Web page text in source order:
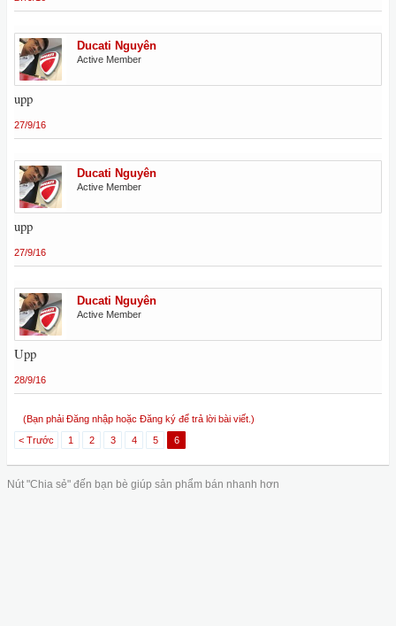
Ducati Nguyên
Active Member
upp
27/9/16
Ducati Nguyên
Active Member
upp
27/9/16
Ducati Nguyên
Active Member
Upp
28/9/16
(Bạn phải Đăng nhập hoặc Đăng ký để trả lời bài viết.)
< Trước
1 2 3 4 5 6
Nút "Chia sẻ" đến bạn bè giúp sản phẩm bán nhanh hơn